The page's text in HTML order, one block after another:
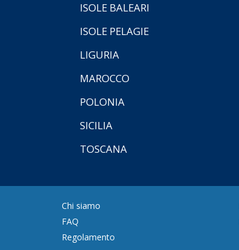
ISOLE BALEARI
ISOLE PELAGIE
LIGURIA
MAROCCO
POLONIA
SICILIA
TOSCANA
Chi siamo
FAQ
Regolamento